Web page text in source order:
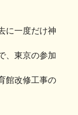
に一度だけ神
、東京の参加
館改修工事の